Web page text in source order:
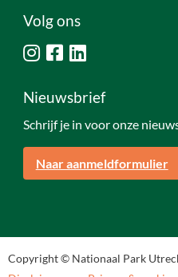
Volg ons
Nieuwsbrief
Schrijf je in voor onze
Naar aanmeldformulier
Copyright © Nationaal Park